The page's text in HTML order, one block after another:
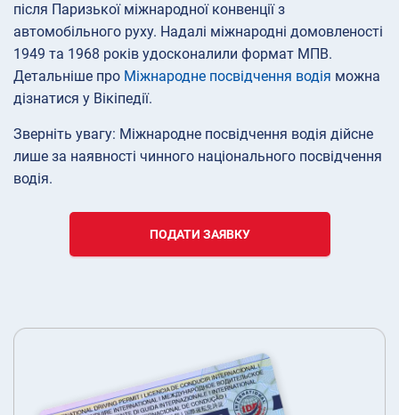
після Паризької міжнародної конвенції з
автомобільного руху. Надалі міжнародні домовленості
1949 та 1968 років удосконалили формат МПВ.
Детальніше про Міжнародне посвідчення водія можна
дізнатися у Вікіпедії.
Зверніть увагу: Міжнародне посвідчення водія дійсне
лише за наявності чинного національного посвідчення
водія.
ПОДАТИ ЗАЯВКУ